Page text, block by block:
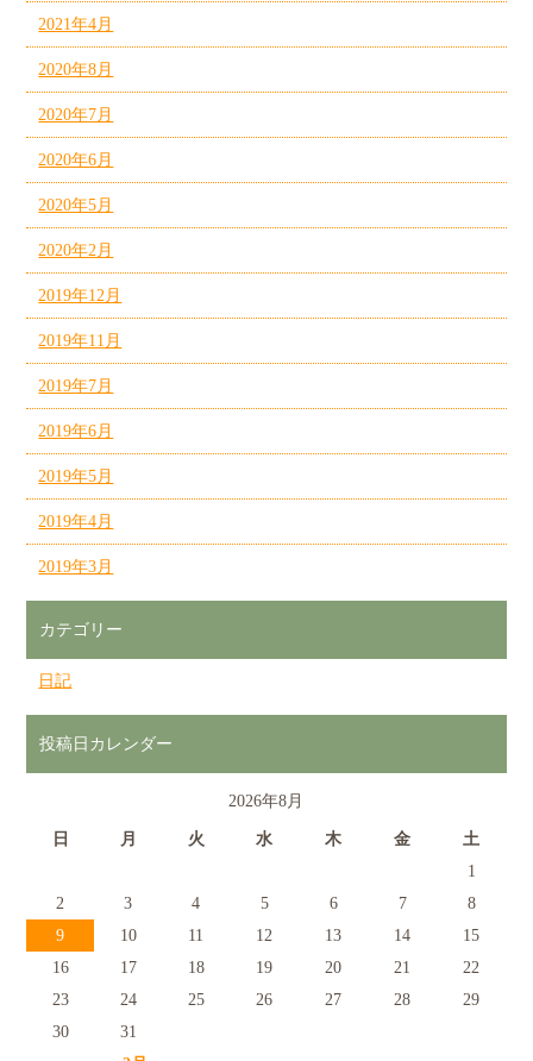
2021年4月
2020年8月
2020年7月
2020年6月
2020年5月
2020年2月
2019年12月
2019年11月
2019年7月
2019年6月
2019年5月
2019年4月
2019年3月
カテゴリー
日記
投稿日カレンダー
2026年8月
日 月 火 水 木 金 土
1
2
3 4 5 6 7
8
9
10 11 12 13 14
15
16
17 18 19 20 21
22
23
24 25 26 27 28
29
30
31